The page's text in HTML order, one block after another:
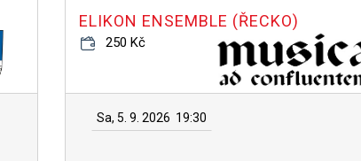
ELIKON ENSEMBLE (ŘECKO)
250 Kč
Sa, 5. 9. 2026 19:30